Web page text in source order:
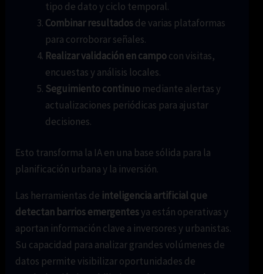
tipo de dato y ciclo temporal.
Combinar resultadosde varias plataformas
para corroborar señales.
Realizar validación en campocon visitas,
encuestas y análisis locales.
Seguimiento continuo mediante alertas y
actualizaciones periódicas para ajustar
decisiones.
Esto transforma la IA en una base sólida para la
planificación urbana y la inversión.
Las herramientas de inteligencia artificial que
detectan barrios emergentesya están operativas y
aportan información clave a inversores y urbanistas.
Su capacidad para analizar grandes volúmenes de
datos permite visibilizar oportunidades de